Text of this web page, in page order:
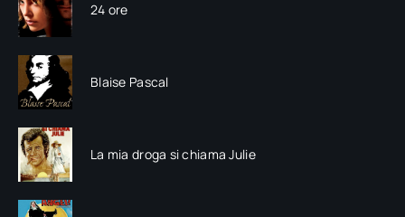
24 ore
Blaise Pascal
La mia droga si chiama Julie